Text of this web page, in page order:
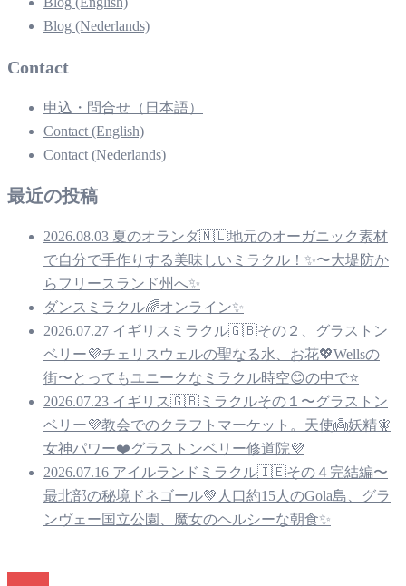
Blog (Nederlands)
Contact
申込・問合せ（日本語）
Contact (English)
Contact (Nederlands)
最近の投稿
2026.08.03 夏のオランダ🇳🇱地元のオーガニック素材
で自分で手作りする美味しいミラクル！✨〜大堤防か
らフリースランド州へ✨
ダンスミラクル🌈オンライン✨
2026.07.27 イギリスミラクル🇬🇧その２、グラストン
ベリー💜チェリスウェルの聖なる水、お花💖Wellsの
街〜とってもユニークなミラクル時空😊の中で⭐️
2026.07.23 イギリス🇬🇧ミラクルその１〜グラストン
ベリー💜教会でのクラフトマーケット。天使👼妖精🧚
女神パワー❤️グラストンベリー修道院💜
2026.07.16 アイルランドミラクル🇮🇪その４完結編〜
最北部の秘境ドネゴール💚人口約15人のGola島、グラ
ンヴェー国立公園、魔女のヘルシーな朝食✨